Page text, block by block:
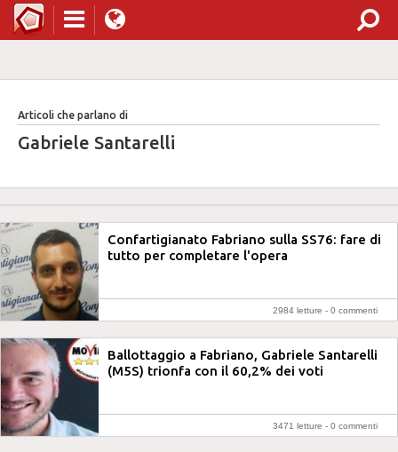
Articoli che parlano di
Gabriele Santarelli
Confartigianato Fabriano sulla SS76: fare di
tutto per completare l'opera
2984 letture - 0 commenti
Ballottaggio a Fabriano, Gabriele Santarelli
(M5S) trionfa con il 60,2% dei voti
3471 letture - 0 commenti